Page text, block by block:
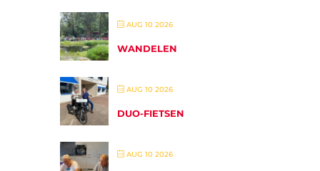
AUG 10 2026
WANDELEN
AUG 10 2026
DUO-FIETSEN
AUG 10 2026